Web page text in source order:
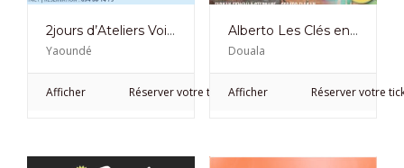
2jours d’Ateliers Voix & Musique avec Sanzy Viany à Bastos Les 7 et 8 Juillet 2023
Yaoundé
Afficher Réserver votre ticket
Alberto Les Clés en concert Au Village du Magicien
Douala
Afficher Réserver votre